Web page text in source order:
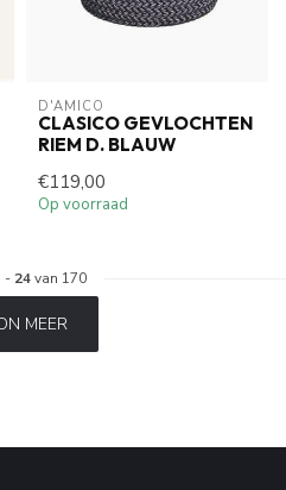
D'AMICO
CLASICO GEVLOCHTEN
RIEM D. BLAUW
€119,00
Op voorraad
- 24van 170
MEER